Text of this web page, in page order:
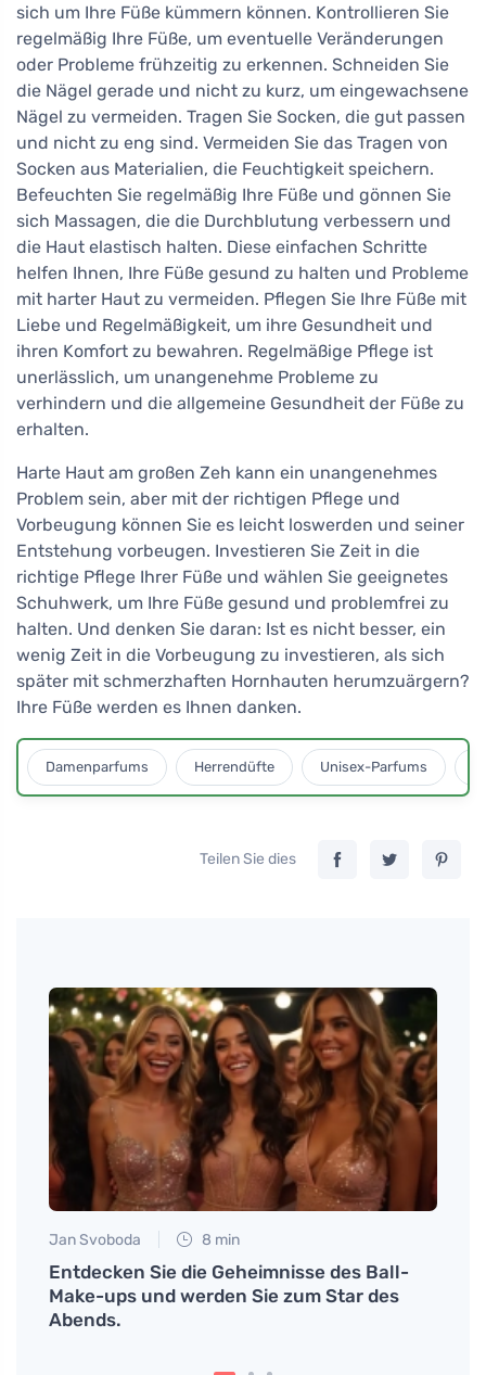
sich um Ihre Füße kümmern können. Kontrollieren Sie
regelmäßig Ihre Füße, um eventuelle Veränderungen
oder Probleme frühzeitig zu erkennen. Schneiden Sie
die Nägel gerade und nicht zu kurz, um eingewachsene
Nägel zu vermeiden. Tragen Sie Socken, die gut passen
und nicht zu eng sind. Vermeiden Sie das Tragen von
Socken aus Materialien, die Feuchtigkeit speichern.
Befeuchten Sie regelmäßig Ihre Füße und gönnen Sie
sich Massagen, die die Durchblutung verbessern und
die Haut elastisch halten. Diese einfachen Schritte
helfen Ihnen, Ihre Füße gesund zu halten und Probleme
mit harter Haut zu vermeiden. Pflegen Sie Ihre Füße mit
Liebe und Regelmäßigkeit, um ihre Gesundheit und
ihren Komfort zu bewahren. Regelmäßige Pflege ist
unerlässlich, um unangenehme Probleme zu
verhindern und die allgemeine Gesundheit der Füße zu
erhalten.
Harte Haut am großen Zeh kann ein unangenehmes
Problem sein, aber mit der richtigen Pflege und
Vorbeugung können Sie es leicht loswerden und seiner
Entstehung vorbeugen. Investieren Sie Zeit in die
richtige Pflege Ihrer Füße und wählen Sie geeignetes
Schuhwerk, um Ihre Füße gesund und problemfrei zu
halten. Und denken Sie daran: Ist es nicht besser, ein
wenig Zeit in die Vorbeugung zu investieren, als sich
später mit schmerzhaften Hornhauten herumzuärgern?
Ihre Füße werden es Ihnen danken.
Damenparfums Herrendüfte Unisex-Parfums
Teilen Sie dies
Jan Svoboda 8 min
Entdecken Sie die Geheimnisse des Ball-
Make-ups und werden Sie zum Star des
Abends.